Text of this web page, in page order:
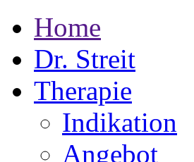
Home
Dr. Streit
Therapie
Indikation
Angebot